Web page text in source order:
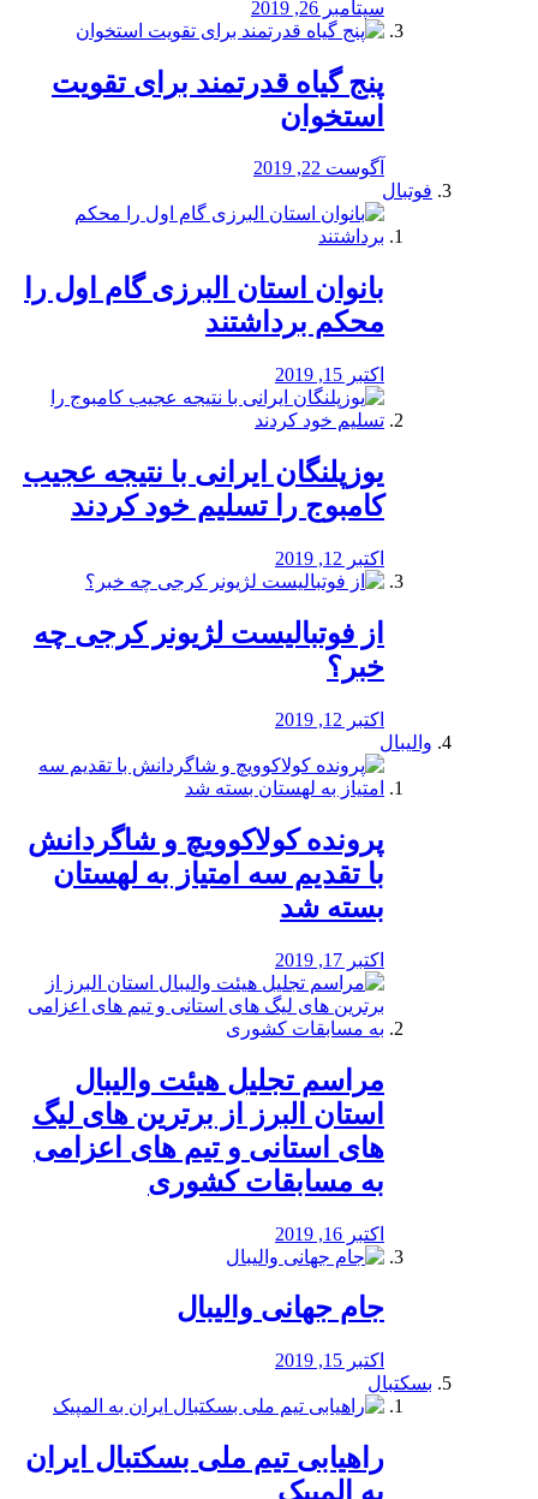
سپتامبر 26, 2019
پنج گیاه قدرتمند برای تقویت
استخوان
آگوست 22, 2019
فوتبال
بانوان استان البرزی گام اول را
محكم برداشتند
اکتبر 15, 2019
یوزپلنگان ایرانی با نتیجه عجیب
کامبوج را تسلیم خود کردند
اکتبر 12, 2019
از فوتبالیست لژیونر کرجی چه
خبر؟
اکتبر 12, 2019
والیبال
پرونده کولاکوویچ و شاگردانش
با تقدیم سه امتیاز به لهستان
بسته شد
اکتبر 17, 2019
مراسم تجلیل هیئت والیبال
استان البرز از برترین های لیگ
های استانی و تیم های اعزامی
به مسابقات کشوری
اکتبر 16, 2019
جام جهانی والیبال
اکتبر 15, 2019
بسکتبال
راهیابی تیم ملی بسکتبال ایران
به المپیک